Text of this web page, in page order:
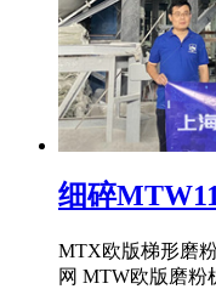
细碎
MTX欧版梯形磨
网 MTW欧版磨粉